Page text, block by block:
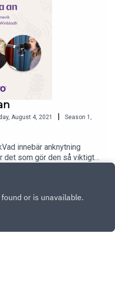
August 4, 2021 | Season 1 ,
innebär anknytning
det som gör den så viktigt?
funkar. Vi får också